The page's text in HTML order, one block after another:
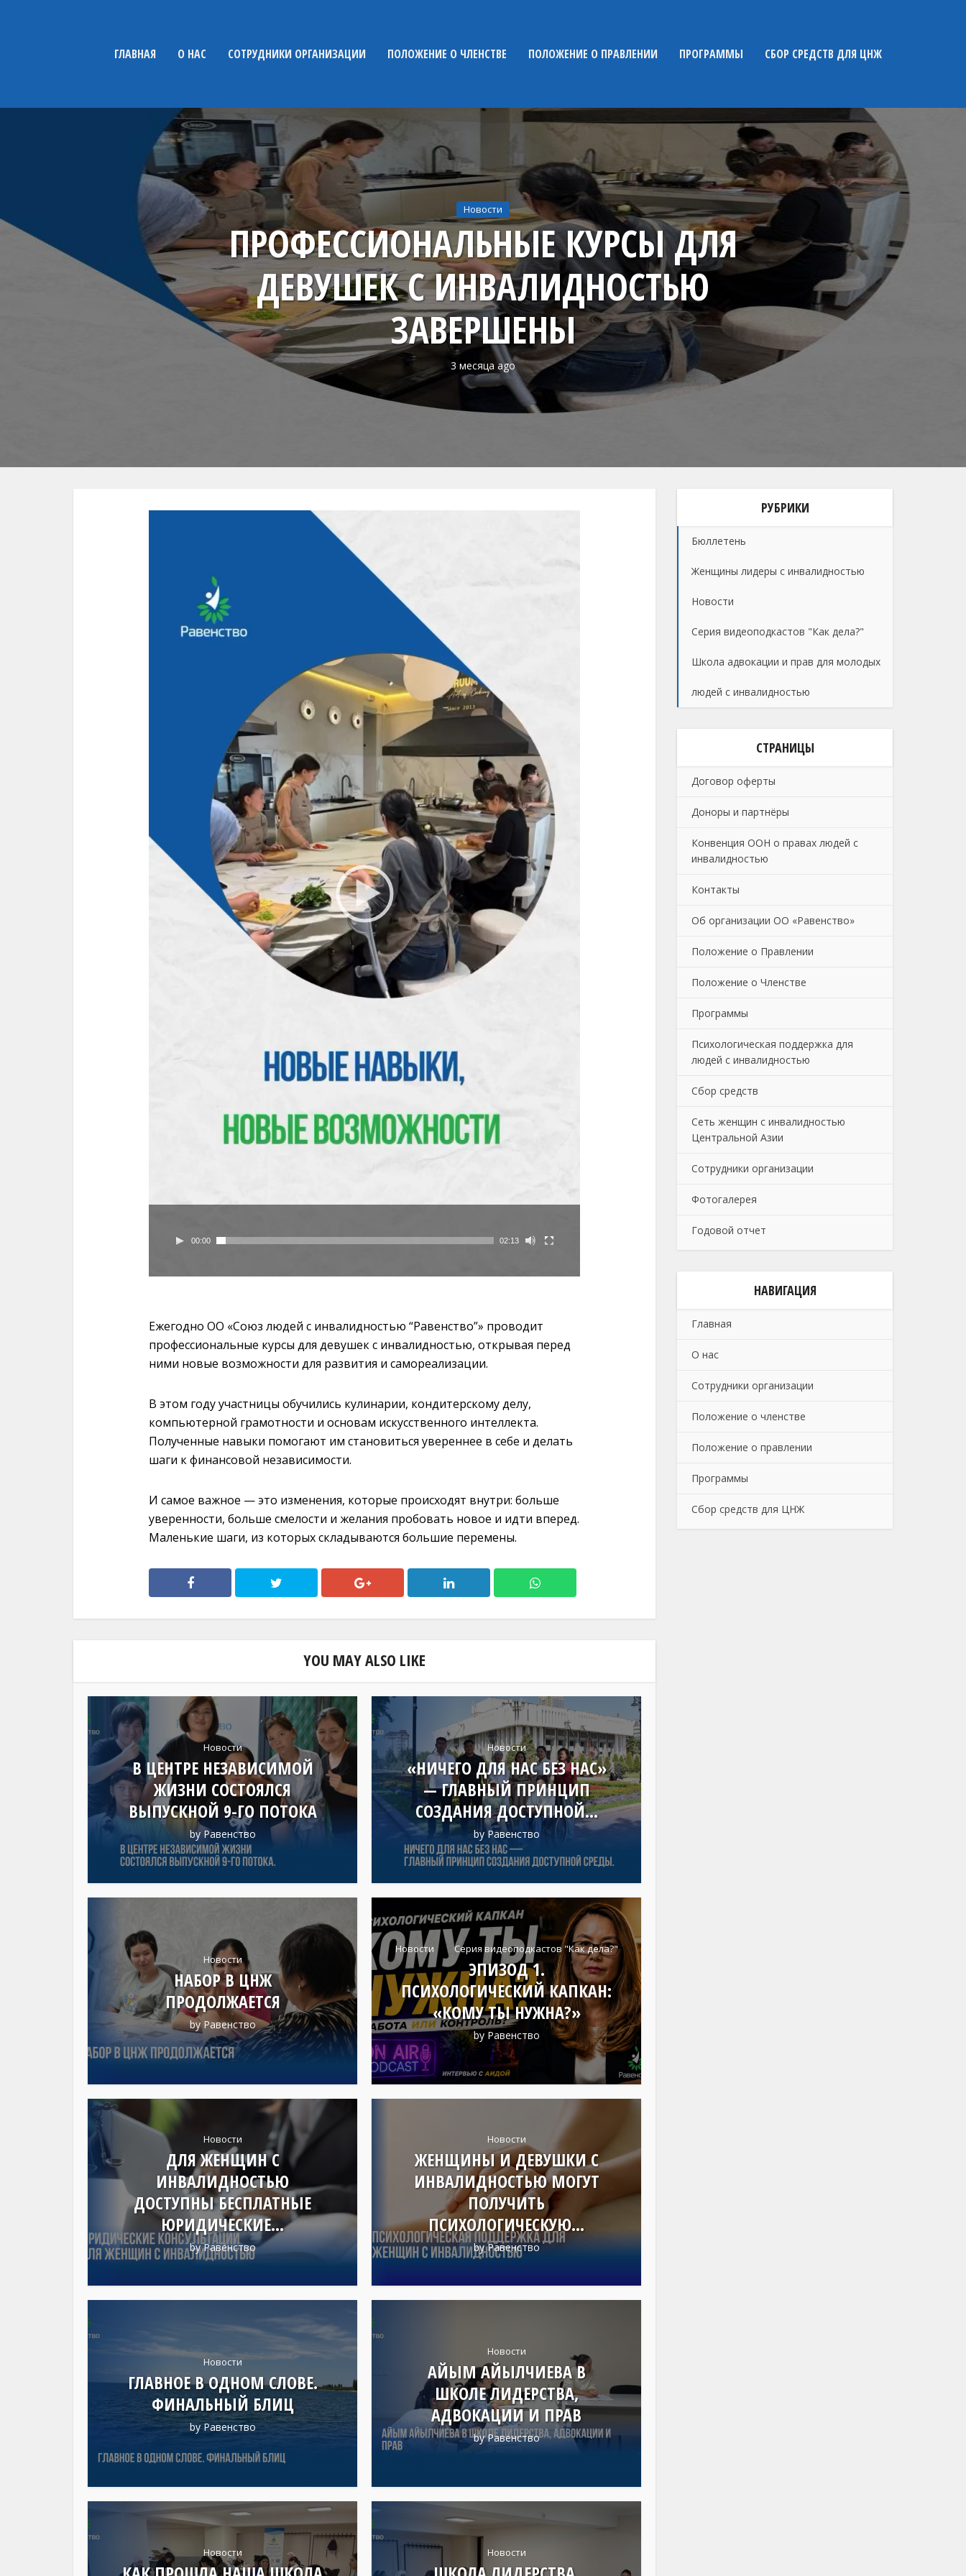
Равенство
ГЛАВНАЯ О НАС СОТРУДНИКИ ОРГАНИЗАЦИИ ПОЛОЖЕНИЕ О ЧЛЕНСТВЕ ПОЛОЖЕНИЕ О ПРАВЛЕНИИ ПРОГРАММЫ СБОР СРЕДСТВ ДЛЯ ЦНЖ
Новости
ПРОФЕССИОНАЛЬНЫЕ КУРСЫ ДЛЯ
ДЕВУШЕК С ИНВАЛИДНОСТЬЮ
ЗАВЕРШЕНЫ
3 месяца ago
00:00 02:13
Ежегодно ОО «Союз людей с инвалидностью “Равенство”» проводит
профессиональные курсы для девушек с инвалидностью, открывая перед
ними новые возможности для развития и самореализации.
В этом году участницы обучились кулинарии, кондитерскому делу,
компьютерной грамотности и основам искусственного интеллекта.
Полученные навыки помогают им становиться увереннее в себе и делать
шаги к финансовой независимости.
И самое важное — это изменения, которые происходят внутри: больше
уверенности, больше смелости и желания пробовать новое и идти вперед.
Маленькие шаги, из которых складываются большие перемены.
YOU MAY ALSO LIKE
Новости
В ЦЕНТРЕ НЕЗАВИСИМОЙ
ЖИЗНИ СОСТОЯЛСЯ
ВЫПУСКНОЙ 9-ГО ПОТОКА
byРавенство
Новости
«НИЧЕГО ДЛЯ НАС БЕЗ НАС»
— ГЛАВНЫЙ ПРИНЦИП
СОЗДАНИЯ ДОСТУПНОЙ...
byРавенство
Новости
НАБОР В ЦНЖ
ПРОДОЛЖАЕТСЯ
byРавенство
Новости Серия видеоподкастов "Как дела?"
ЭПИЗОД 1.
ПСИХОЛОГИЧЕСКИЙ КАПКАН:
«КОМУ ТЫ НУЖНА?»
by Равенство
Новости
ДЛЯ ЖЕНЩИН С
ИНВАЛИДНОСТЬЮ
ДОСТУПНЫ БЕСПЛАТНЫЕ
ЮРИДИЧЕСКИЕ...
byРавенство
Новости
ЖЕНЩИНЫ И ДЕВУШКИ С
ИНВАЛИДНОСТЬЮ МОГУТ
ПОЛУЧИТЬ
ПСИХОЛОГИЧЕСКУЮ...
byРавенство
Новости
ГЛАВНОЕ В ОДНОМ СЛОВЕ.
ФИНАЛЬНЫЙ БЛИЦ
byРавенство
Новости
АЙЫМ АЙЫЛЧИЕВА В
ШКОЛЕ ЛИДЕРСТВА,
АДВОКАЦИИ И ПРАВ
byРавенство
Новости Новости
РУБРИКИ
Бюллетень
Женщины лидеры с инвалидностью
Новости
Серия видеоподкастов "Как дела?"
Школа адвокации и прав для молодых
людей с инвалидностью
СТРАНИЦЫ
Договор оферты
Доноры и партнёры
Конвенция ООН о правах людей с
инвалидностью
Контакты
Об организации ОО «Равенство»
Положение о Правлении
Положение о Членстве
Программы
Психологическая поддержка для
людей с инвалидностью
Сбор средств
Сеть женщин с инвалидностью
Центральной Азии
Сотрудники организации
Фотогалерея
Годовой отчет
НАВИГАЦИЯ
Главная
О нас
Сотрудники организации
Положение о членстве
Положение о правлении
Программы
Сбор средств для ЦНЖ